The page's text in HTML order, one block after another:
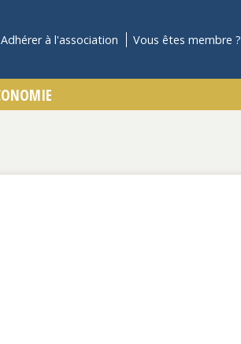
Adhérer à l'association Vous êtes membre ?